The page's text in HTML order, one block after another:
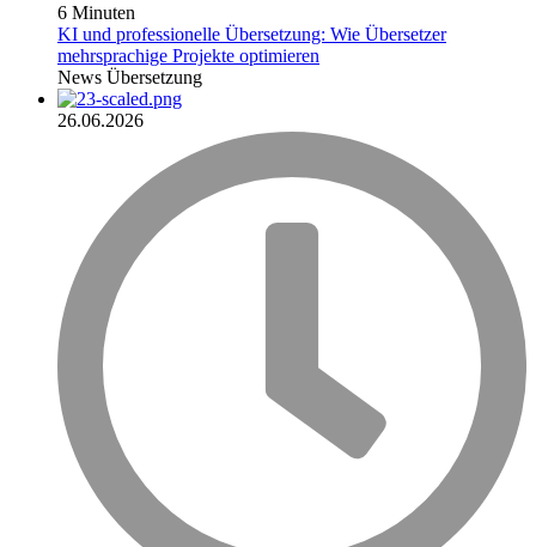
6 Minuten
KI und professionelle Übersetzung: Wie Übersetzer
mehrsprachige Projekte optimieren
News Übersetzung
26.06.2026